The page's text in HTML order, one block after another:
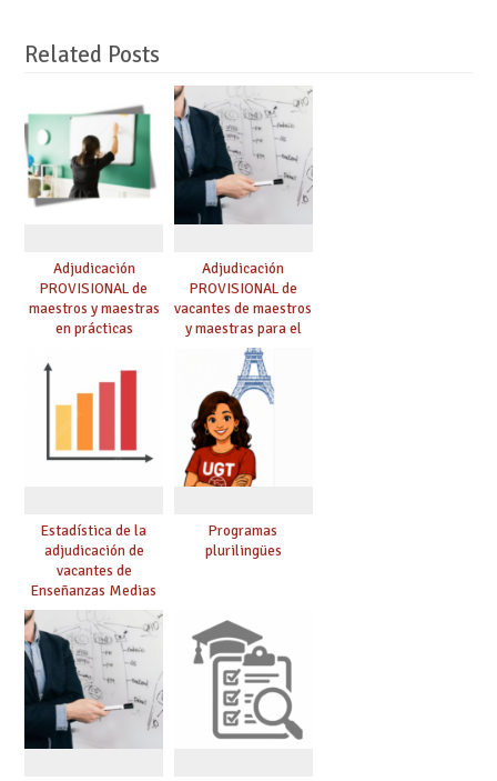
Related Posts
Adjudicación
PROVISIONAL de
maestros y maestras
en prácticas
Adjudicación
PROVISIONAL de
vacantes de maestros
y maestras para el
curso 26-27
Estadística de la
adjudicación de
vacantes de
Enseñanzas Medias
para el curso 26/27
Programas
plurilingües